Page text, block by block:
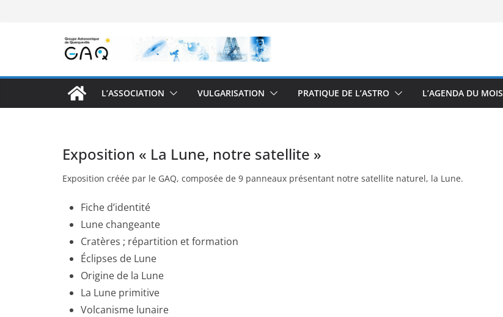
L’ASSOCIATION VULGARISATION PRATIQUE DE L’ASTRO L’AGENDA DU MOIS
Exposition « La Lune, notre satellite »
Exposition créée par le GAQ, composée de 9 panneaux présentant notre satellite naturel, la Lune.
Fiche d’identité
Lune changeante
Cratères ; répartition et formation
Éclipses de Lune
Origine de la Lune
La Lune primitive
Volcanisme lunaire